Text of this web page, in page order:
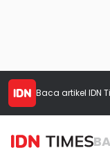
Baca artikel IDN